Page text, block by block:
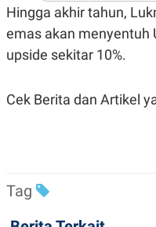
A
S
K
E
M
E
V
E
E
S
Hingga akhir tahun,
emas akan menyentuh
upside sekitar 10%.
Cek Berita dan Artikel
Tag